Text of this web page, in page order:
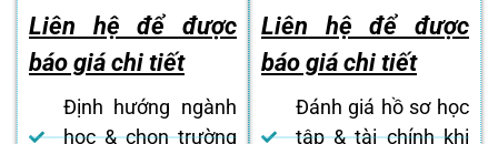
Liên hệ để được
báo giá chi tiết
Định hướng ngành
học & chọn trường
Liên hệ để được
báo giá chi tiết
Đánh giá hồ sơ học
tập & tài chính khi